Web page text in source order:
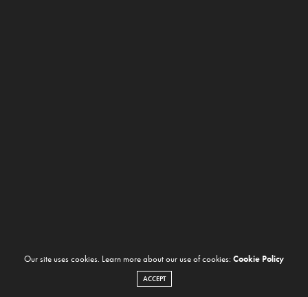
Our site uses cookies. Learn more about our use of cookies: Cookie Policy
ACCEPT